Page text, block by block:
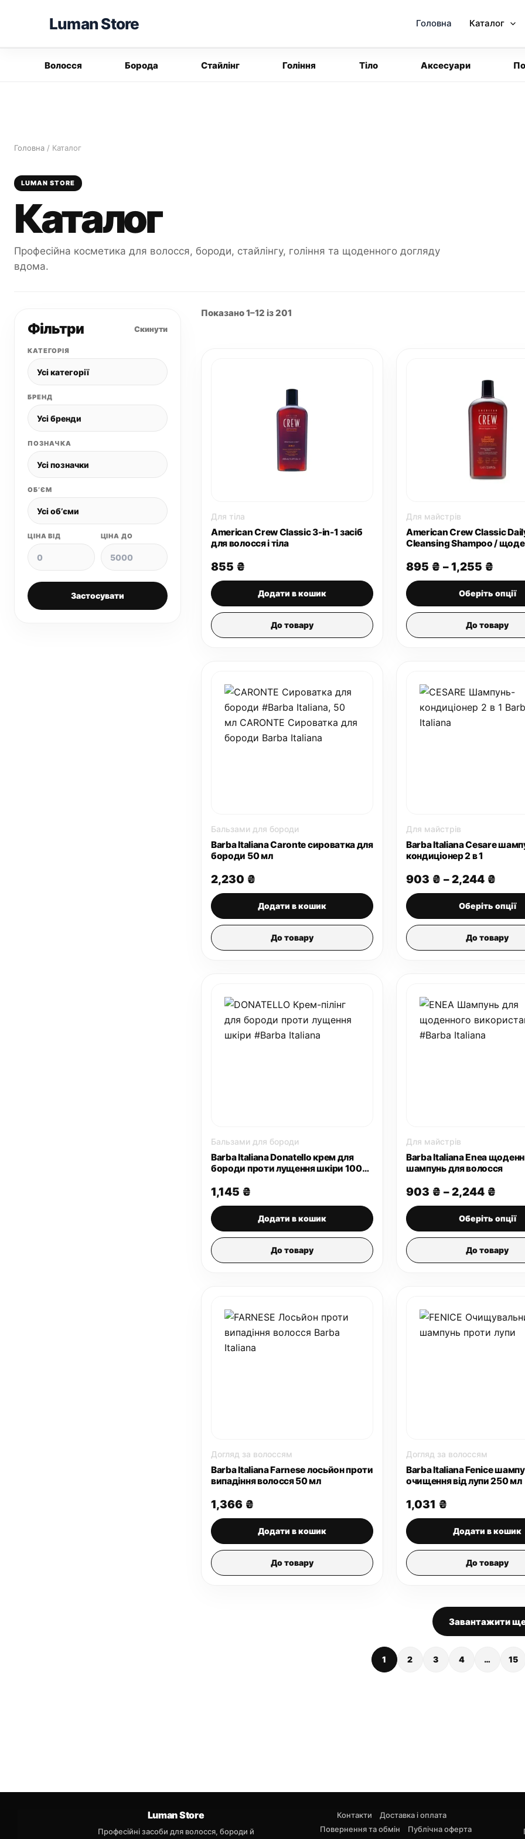
Luman Store Головна Каталог
Волосся Борода Стайлінг Гоління Тіло Аксесуари
Головна / Каталог
LUMAN STORE
Каталог
Професійна косметика для волосся, бороди, стайлінгу, гоління та щоденного догляду
вдома.
Фільтри Скинути
КАТЕГОРІЯ
БРЕНД
ПОЗНАЧКА
ОБʼЄМ
ЦІНА ВІД ЦІНА ДО
Застосувати
Показано 1–12 із 201
Для тіла
American Crew Classic 3-in-1 засіб
для волосся і тіла
855 ₴
Додати в кошик
До товару
Для майстрів
American Crew Classic
Cleansing Shampoo /
895 ₴ –1,255 ₴
цін:
від
895 ₴
до
1,255
Оберіть опції
До товару
Бальзами для бороди
Barba Italiana Caronte сироватка для
бороди 50 мл
2,230 ₴
Додати в кошик
До товару
Для майстрів
Barba Italiana Cesare
кондиціонер 2 в 1
903 ₴ –2,244 ₴
цін:
від
903 ₴
до
Оберіть опції
До товару
Бальзами для бороди
Barba Italiana Donatello крем для
бороди проти лущення шкіри 100
1,145 ₴
Додати в кошик
До товару
Для майстрів
Barba Italiana Enea
шампунь для волосся
903 ₴ –2,244 ₴
цін:
від
903 ₴
до
Оберіть опції
До товару
Догляд за волоссям
Barba Italiana Farnese лосьйон проти
випадіння волосся 50 мл
1,366 ₴
Додати в кошик
До товару
Догляд за волоссям
Barba Italiana Fenice
очищення від лупи 250 мл
1,031 ₴
Додати в кошик
До товару
Завантажити
1 2 3 4 … 15
Luman Store
Професійні засоби для волосся, бороди й
Контакти
Доставка і оплата
Повернення та обмін
Публічна оферта